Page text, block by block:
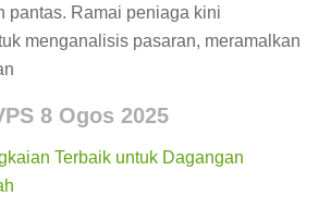
pantas. Ramai peniaga kini
menganalisis pasaran, meramalkan
8 Ogos 2025